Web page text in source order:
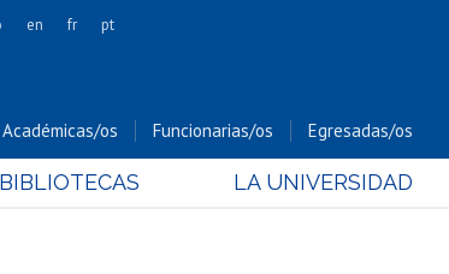
y Conservación
Cs. Sociales
en fr pt
Académicas/os Funcionarias/os Egresadas/os
BIBLIOTECAS LA UNIVERSIDAD